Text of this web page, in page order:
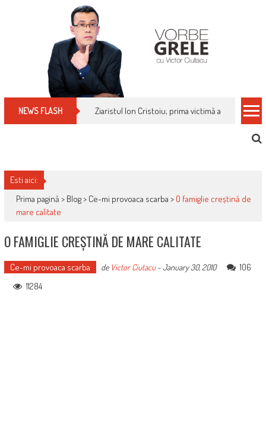
NEWS FLASH Ziaristul Ion Cristoiu, prima victimă a noi
Esti aici:
Prima pagină > Blog> Ce-mi provoaca scarba > O famiglie creștină de
mare calitate
O FAMIGLIE CREȘTINĂ DE MARE CALITATE
Ce-mi provoaca scarba de Victor Ciutacu-January 30, 2010
106
11284